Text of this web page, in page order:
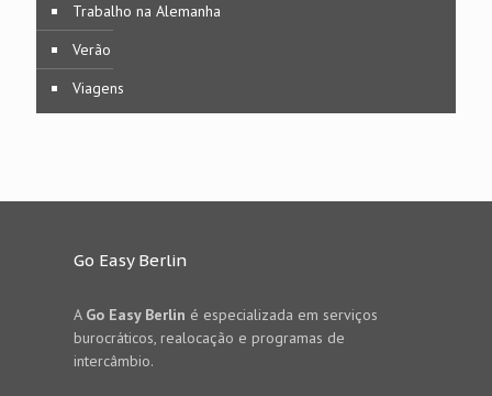
Trabalho na Alemanha
Verão
Viagens
Go Easy Berlin
A Go Easy Berlin é especializada em serviços
burocráticos, realocação e programas de
intercâmbio.